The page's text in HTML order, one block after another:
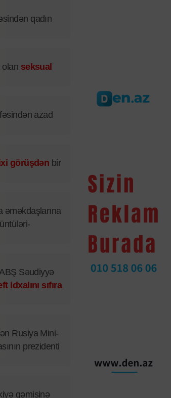
qadın
olan seksual
azad
görüşdən bir
əməkdaşlarına
Səudiyyə
idxalını sıfıra
Rusiya Mini-
prezidenti
gəmisinə